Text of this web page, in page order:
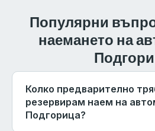
Популярни
наемането на
Колко предварително
резервирам наем на
Подгорица?